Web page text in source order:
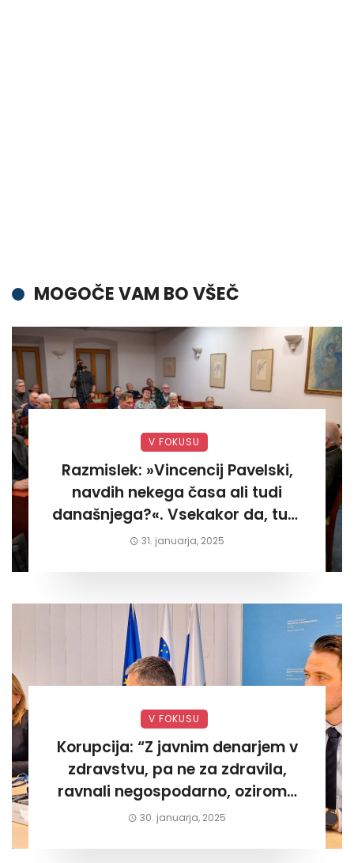
MOGOČE VAM BO VŠEČ
V FOKUSU
Razmislek: »Vincencij Pavelski,
navdih nekega časa ali tudi
današnjega?«. Vsekakor da, tudi
današnjega«
31. januarja, 2025
V FOKUSU
Korupcija: “Z javnim denarjem v
zdravstvu, pa ne za zdravila,
ravnali negospodarno, oziroma
za lastni žep. Tokrat na Žalskem«
30. januarja, 2025